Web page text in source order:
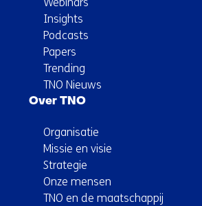
Insights
Podcasts
Papers
Trending
TNO Nieuws
Over TNO
Organisatie
Missie en visie
Strategie
Onze mensen
TNO en de maatschappij